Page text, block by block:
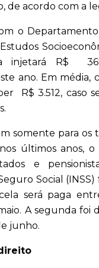
de acordo com a
o
injetará R$
ano. Em média,
R$ 3.512, caso
somente para os
últimos anos,
e
Social
será paga
A segunda foi
junho.